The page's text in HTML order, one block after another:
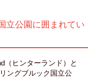
立公園に囲まれてい
（ヒンターランド）と
ングブルック国立公